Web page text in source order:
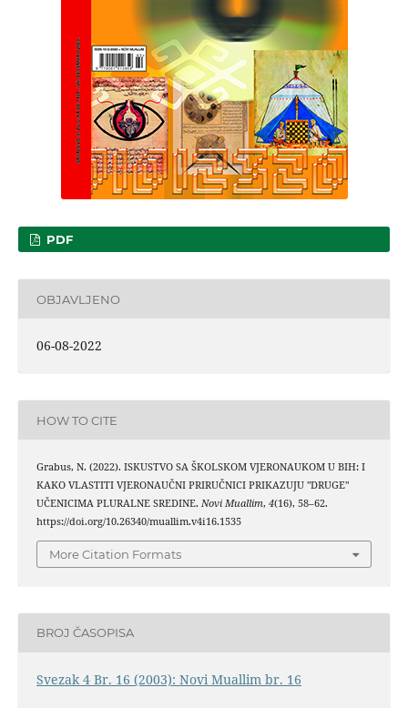
PDF
OBJAVLJENO
06-08-2022
HOW TO CITE
Grabus, N. (2022). ISKUSTVO SA ŠKOLSKOM VJERONAUKOM U BIH: I
KAKO VLASTITI VJERONAUČNI PRIRUČNICI PRIKAZUJU "DRUGE"
UČENICIMA PLURALNE SREDINE. Novi Muallim, 4(16), 58–62.
https://doi.org/10.26340/muallim.v4i16.1535
More Citation Formats
BROJ ČASOPISA
Svezak 4 Br. 16 (2003): Novi Muallim br. 16